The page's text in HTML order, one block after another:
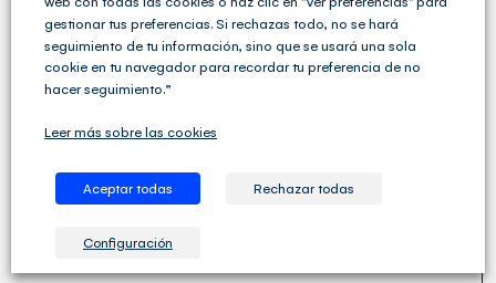
Cegid Club del Asesor no solo ofrece soluciones de
Gestión Fiscal, Contable y Laboral completas sino que
va un paso más allá y ofrece una amplia variedad de
Profesionales.
gestionar tus preferencias. Si rechazas todo, no se hará
seguimiento de tu información, sino que se usará una sola
cookie en tu navegador para recordar tu preferencia de no
hacer seguimiento.”
Leer más sobre las cookies
Aceptar todas Rechazar todas
Configuración